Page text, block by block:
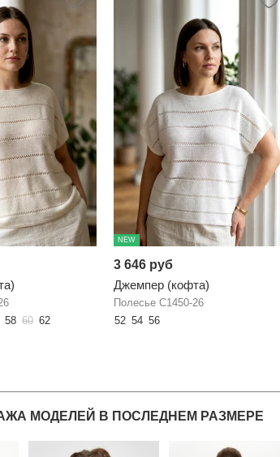
58 60 62
NEW
3 646 руб
Джемпер (кофта)
Полесье С1450-26
52 54 56
МОДЕЛЕЙ В ПОСЛЕДНЕМ РАЗМЕРЕ